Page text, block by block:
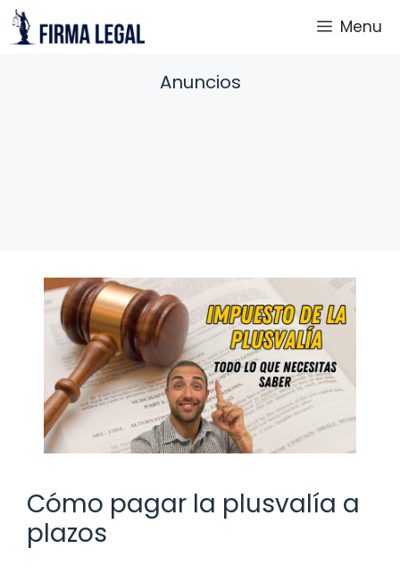
Saltar
al
Menu
Anuncios
Cómo pagar la plusvalía a
plazos